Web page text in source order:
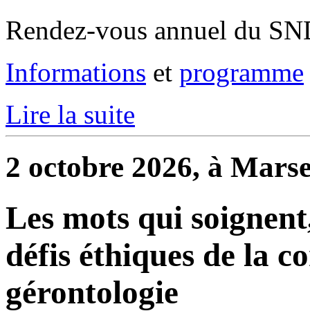
Rendez-vous annuel du
Informations et programme
Lire la suite
2 octobre 2026, à
Les mots qui
défis éthiques de la
gérontologie